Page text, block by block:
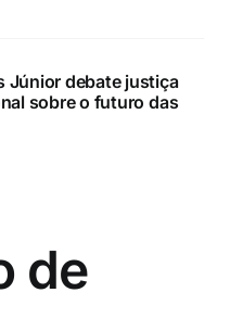
Júnior debate justiça
sobre o futuro das
de